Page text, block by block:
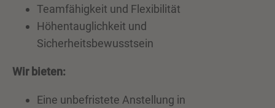
Teamfähigkeit und Flexibilität
Höhentauglichkeit und
Sicherheitsbewusstsein
Wir bieten:
Eine unbefristete Anstellung in